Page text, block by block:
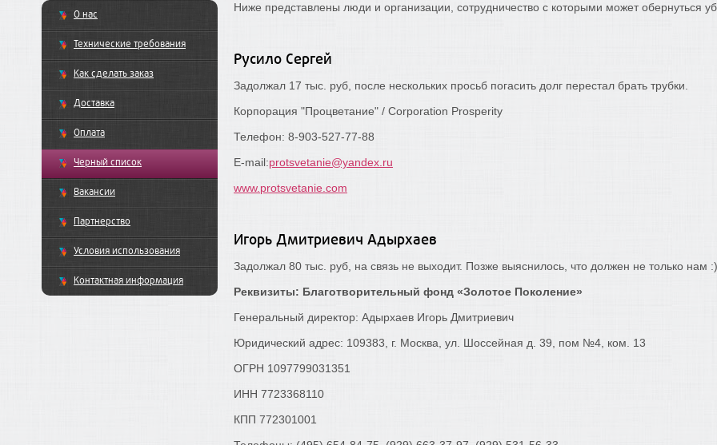
О нас
Технические требования
Как сделать заказ
Доставка
Оплата
Черный список
Вакансии
Партнерство
Условия использования
Контактная информация
Ниже представлены люди и организации, сотрудничество с которыми может обернуться
Русило Сергей
Задолжал 17 тыс. руб, после нескольких просьб погасить долг перестал брать трубки.
Корпорация "Процветание" / Corporation Prosperity
Телефон: 8-903-527-77-88
E-mail:protsvetanie@yandex.ru
www.protsvetanie.com
Игорь Дмитриевич Адырхаев
Задолжал 80 тыс. руб, на связь не выходит. Позже выяснилось, что должен не только нам
Реквизиты: Благотворительный фонд «Золотое Поколение»
Генеральный директор: Адырхаев Игорь Дмитриевич
Юридический адрес: 109383, г. Москва, ул. Шоссейная д. 39, пом №4, ком. 13
ОГРН 1097799031351
ИНН 7723368110
КПП 772301001